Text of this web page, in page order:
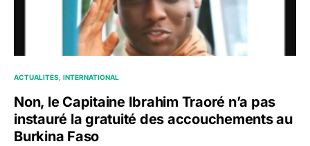
ACTUALITES INTERNATIONAL
Non, le Capitaine Ibrahim Traoré n’a pas
instauré la gratuité des accouchements au
Burkina Faso